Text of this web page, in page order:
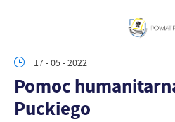
17 - 05 - 2022
Pomoc
Puckiego